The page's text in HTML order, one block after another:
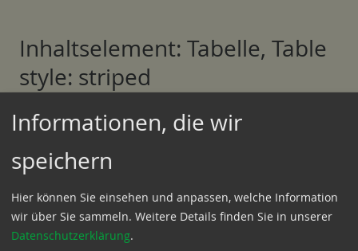
Inhaltselement: Tabelle, Table
style: striped
Gebiet A Gebiet B
2013 25.000000000000
2014 50.000 100.000 50.000
2015 20.000
Informationen, die wir
speichern
Hier können Sie einsehen und anpassen, welche Information
wir über Sie sammeln. Weitere Details finden Sie in unserer
Datenschutzerklärung.